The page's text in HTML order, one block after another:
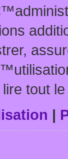
tout
|